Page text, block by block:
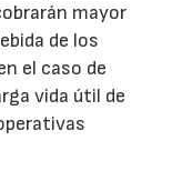
mayor
de los
el caso de
vida útil de